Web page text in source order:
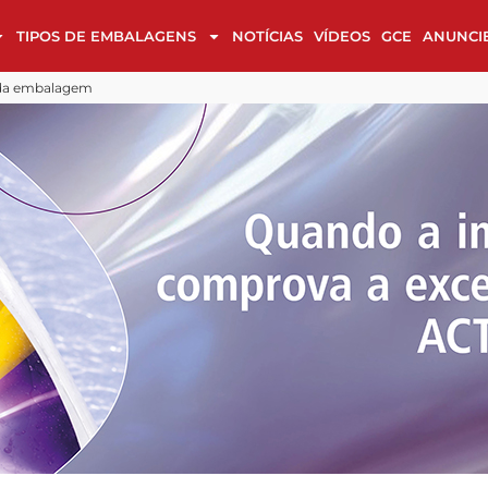
TIPOS DE EMBALAGENS NOTÍCIAS VÍDEOS GCE
em cultura, luxo e sustentabilidade
de Embalagem na reta final